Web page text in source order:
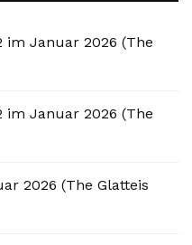
im Januar 2026 (The
im Januar 2026 (The
2026 (The Glatteis